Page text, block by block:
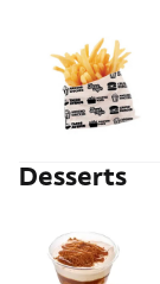
Desserts